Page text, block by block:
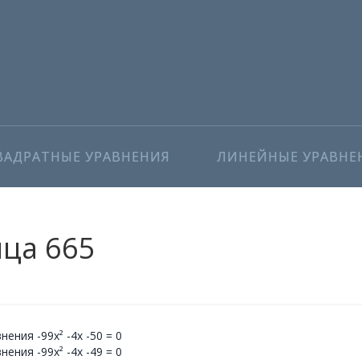
УРАВНЕНИЯ ЛИНЕЙНЫЕ
665
-99x² -4x -50 = 0
-99x² -4x -49 = 0